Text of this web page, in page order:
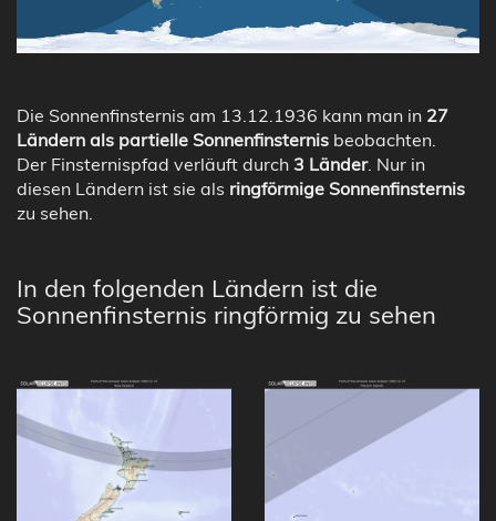
Die Sonnenfinsternis am 13.12.1936 kann man in 27
Ländern als partielle Sonnenfinsternis beobachten.
Der Finsternispfad verläuft durch 3 Länder. Nur in
diesen Ländern ist sie als ringförmige Sonnenfinsternis
zu sehen.
In den folgenden Ländern ist die
Sonnenfinsternis ringförmig zu sehen